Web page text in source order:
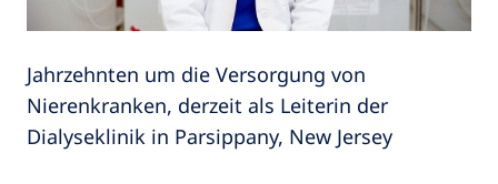
Jahrzehnten um die Versorgung von
Nierenkranken, derzeit als Leiterin der
Dialyseklinik in Parsippany, New Jersey